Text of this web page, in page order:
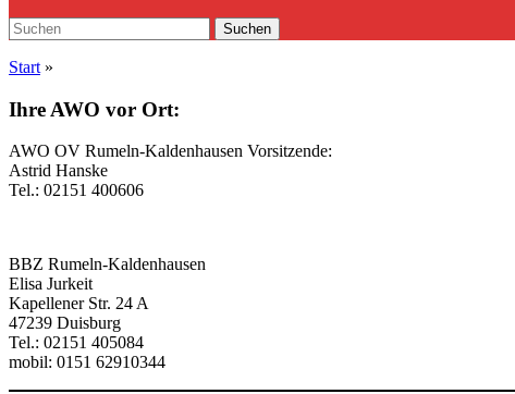
Search
for:
Suchen
Start »
Ihre AWO vor Ort:
AWO OV Rumeln-Kaldenhausen Vorsitzende:
Astrid Hanske
Tel.: 02151 400606
BBZ Rumeln-Kaldenhausen
Elisa Jurkeit
Kapellener Str. 24 A
47239 Duisburg
Tel.: 02151 405084
mobil: 0151 62910344